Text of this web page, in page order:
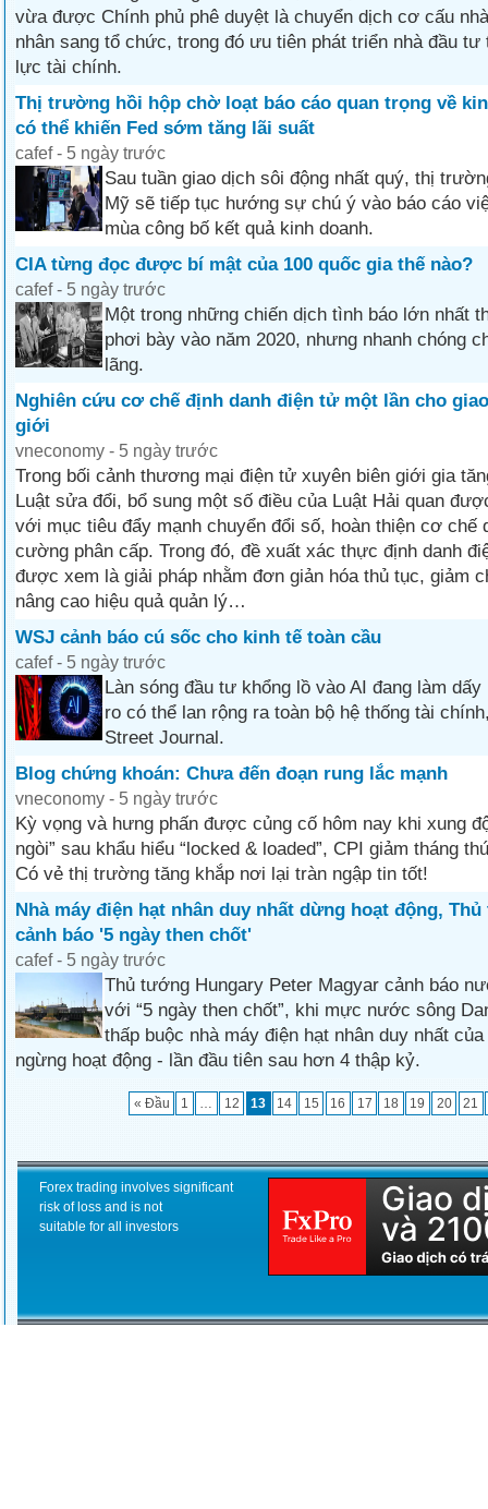
vừa được Chính phủ phê duyệt là chuyển dịch cơ cấu
nhân sang tổ chức, trong đó ưu tiên phát triển nhà đầu
lực tài chính.
Thị trường hồi hộp chờ loạt báo cáo quan trọng về
có thể khiến Fed sớm tăng lãi suất
cafef - 5 ngày trước
Sau tuần giao dịch sôi động nhất quý, thị
Mỹ sẽ tiếp tục hướng sự chú ý vào báo cáo
mùa công bố kết quả kinh doanh.
CIA từng đọc được bí mật của 100 quốc gia thế nào?
cafef - 5 ngày trước
Một trong những chiến dịch tình báo lớn nhất
phơi bày vào năm 2020, nhưng nhanh chóng
lãng.
Nghiên cứu cơ chế định danh điện tử một lần cho
giới
vneconomy - 5 ngày trước
Trong bối cảnh thương mại điện tử xuyên biên giới gia
Luật sửa đổi, bổ sung một số điều của Luật Hải quan
với mục tiêu đẩy mạnh chuyển đổi số, hoàn thiện cơ chế
cường phân cấp. Trong đó, đề xuất xác thực định danh
được xem là giải pháp nhằm đơn giản hóa thủ tục, giảm
nâng cao hiệu quả quản lý…
WSJ cảnh báo cú sốc cho kinh tế toàn cầu
cafef - 5 ngày trước
Làn sóng đầu tư khổng lồ vào AI đang làm
ro có thể lan rộng ra toàn bộ hệ thống tài
Street Journal.
Blog chứng khoán: Chưa đến đoạn rung lắc mạnh
vneconomy - 5 ngày trước
Kỳ vọng và hưng phấn được củng cố hôm nay khi xung
ngòi” sau khẩu hiểu “locked & loaded”, CPI giảm tháng
Có vẻ thị trường tăng khắp nơi lại tràn ngập tin tốt!
Nhà máy điện hạt nhân duy nhất dừng hoạt động,
cảnh báo '5 ngày then chốt'
cafef - 5 ngày trước
Thủ tướng Hungary Peter Magyar cảnh báo
với “5 ngày then chốt”, khi mực nước sông
thấp buộc nhà máy điện hạt nhân duy nhất
ngừng hoạt động - lần đầu tiên sau hơn 4 thập kỷ.
« Đầu 1 … 12 13 14 15 16 17 18 19 20 21
Forex trading involves significant
risk of loss and is not
suitable for all investors